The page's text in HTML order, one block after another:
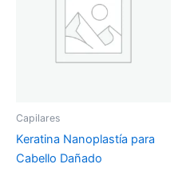
Capilares
Keratina Nanoplastía para
Cabello Dañado